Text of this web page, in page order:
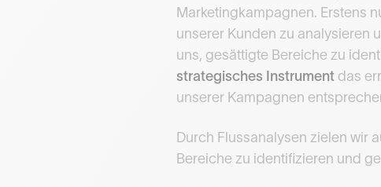
Marketingkampagnen. Erstens
unserer Kunden zu analysieren
uns, gesättigte Bereiche zu
strategisches Instrument das
unserer Kampagnen
Durch Flussanalysen zielen wir
Bereiche zu identifizieren und